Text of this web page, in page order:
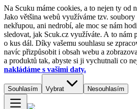
Na Scuku máme cookies, a to nejen ty od
Jako většina webů využíváme tzv.
nekřupou, ani nedrobí, ale moc se nám
sledovat, jak Scuk.cz využíváte. A to nám
o kus dál. Díky vašemu souhlasu se
navíc přizpůsobit i obsah webu a
a produktů tak, abyste si ji vychutnali co
nakládáme s vašimi daty.
Souhlasím Vybrat Nesouhlasím